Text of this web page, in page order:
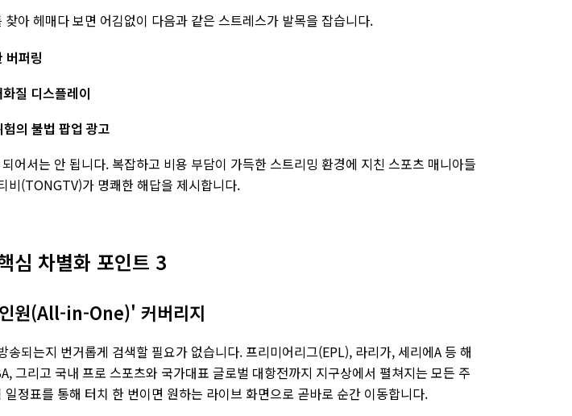
아 헤매다 보면 어김없이 다음과 같은 스트레스가 발목을 잡습니다.
버퍼링
질 디스플레이
의 불법 팝업 광고
어서는 안 됩니다. 복잡하고 비용 부담이 가득한 스트리밍 환경에 지친 스포츠 매니아들
비(TONGTV)가 명쾌한 해답을 제시합니다.
심 차별화 포인트 3
원(All-in-One)' 커버리지
되는지 번거롭게 검색할 필요가 없습니다. 프리미어리그(EPL), 라리가, 세리에A 등 해
그리고 국내 프로 스포츠와 국가대표 글로벌 대항전까지 지구상에서 펼쳐지는 모든 주
정표를 통해 터치 한 번이면 원하는 라이브 화면으로 곧바로 순간 이동합니다.